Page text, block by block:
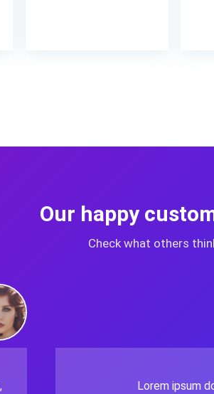
Our happy
Check what others
Lorem ipsum